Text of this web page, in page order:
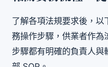
了解各項法規要求後，
務操作步驟，供業者作為
步驟都有明確的負責人與